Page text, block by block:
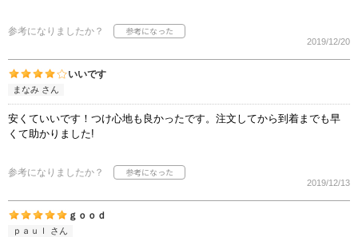
参考になりましたか？
2019/12/20
いいです
まなみ さん
安くていいです！つけ心地も良かったです。注文してから到着までも早
くて助かりました!
参考になりましたか？
2019/12/13
ｇｏｏｄ
ｐａｕｌ さん